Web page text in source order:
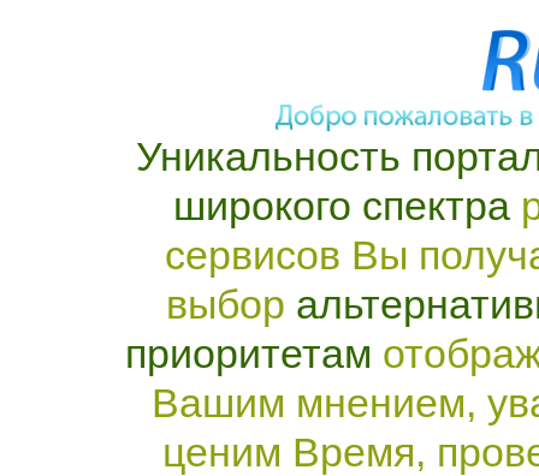
Уникальность
широкого спектра
сервисов Вы
выбор
приоритетам
Вашим мнением,
ценим Время,